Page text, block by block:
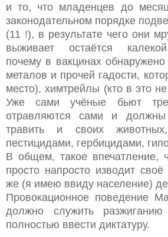
и то, что младенцев до
законодательном порядке
(11 !), в результате чего они
выживает остаётся
почему в вакцинах
металов и прочей гадости,
место), химтрейлы (кто в это
Уже сами учёные бьют
отравляются сами и
травить и своих
пестицидами, гербицидами,
В общем, такое впечатление,
просто напросто изводит
же (я имею ввиду население)
Провокационное поведение
должно служить разжиганию
полностью ввести диктатуру.